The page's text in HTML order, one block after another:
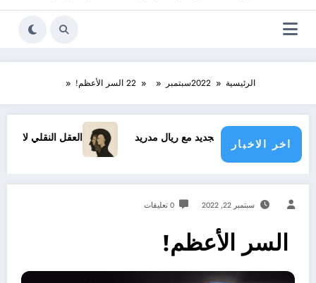
الرئيسية 2022سبتمبر 22 السر الأعظم!
اخر الاخبار
فينيسيوس الجديد مع ريال مدريد العقل النقلي لا يبدع حتى
سبتمبر 22, 2022 0 تعليقات
السر الأعظم!